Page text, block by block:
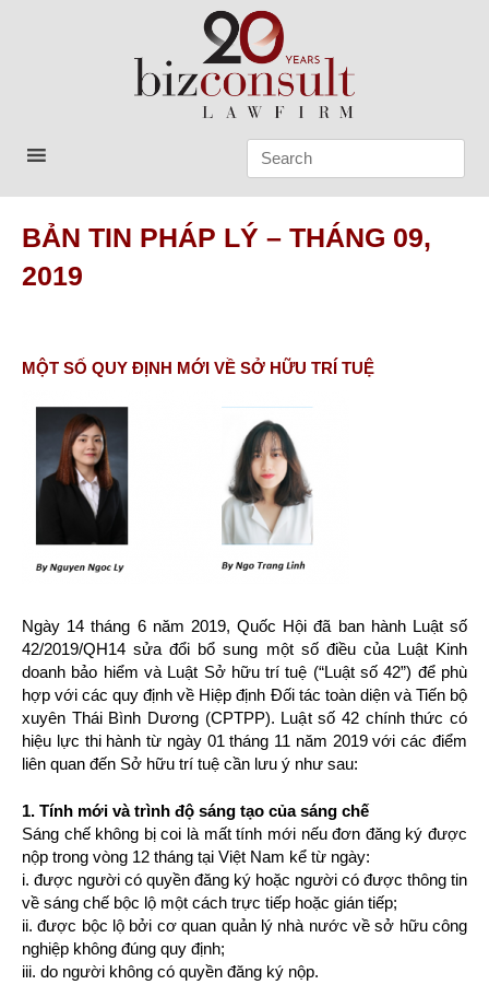
Bizconsult
Lawyers in Vietnam
BẢN TIN PHÁP LÝ – THÁNG 09,
2019
MỘT SỐ QUY ĐỊNH MỚI VỀ SỞ HỮU TRÍ TUỆ
Ngày 14 tháng 6 năm 2019, Quốc Hội đã ban hành Luật số
42/2019/QH14 sửa đổi bổ sung một số điều của Luật Kinh
doanh bảo hiểm và Luật Sở hữu trí tuệ (“Luật số 42”) để phù
hợp với các quy định về Hiệp định Đối tác toàn diện và Tiến bộ
xuyên Thái Bình Dương (CPTPP). Luật số 42 chính thức có
hiệu lực thi hành từ ngày 01 tháng 11 năm 2019 với các điểm
liên quan đến Sở hữu trí tuệ cần lưu ý như sau:
1. Tính mới và trình độ sáng tạo của sáng chế
Sáng chế không bị coi là mất tính mới nếu đơn đăng ký được
nộp trong vòng 12 tháng tại Việt Nam kể từ ngày:
i. được người có quyền đăng ký hoặc người có được thông tin
về sáng chế bộc lộ một cách trực tiếp hoặc gián tiếp;
ii. được bộc lộ bởi cơ quan quản lý nhà nước về sở hữu công
nghiệp không đúng quy định;
iii. do người không có quyền đăng ký nộp.